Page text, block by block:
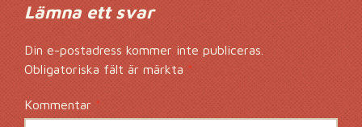
Lämna ett svar
Din e-postadress kommer inte publiceras.
Obligatoriska fält är märkta*
Kommentar*